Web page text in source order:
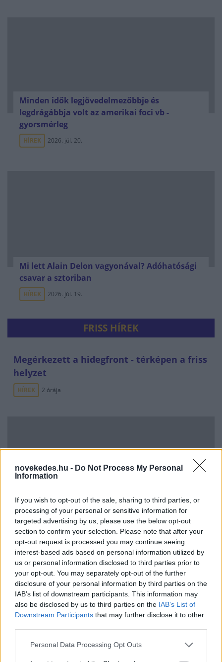
novekedes.hu - Do Not Process My Personal
Information
If you wish to opt-out of the sale, sharing to third parties, or
processing of your personal or sensitive information for
targeted advertising by us, please use the below opt-out
section to confirm your selection. Please note that after your
opt-out request is processed you may continue seeing
interest-based ads based on personal information utilized by
us or personal information disclosed to third parties prior to
your opt-out. You may separately opt-out of the further
disclosure of your personal information by third parties on the
IAB’s list of downstream participants. This information may
also be disclosed by us to third parties on the IAB’s List of
Downstream Participants that may further disclose it to other
Please note that this website/app uses one or more Google
Personal Data Processing Opt Outs
Minden idők legjövedelmezőbbje és
legdrágábbja volt az amerikai foci vb -
gyorsmérleg
HÍREK 2026. júl. 20.
Mi lett Alain Delon vagyonával? Adóhatósági
csavar a sztoriban
HÍREK 2026. júl. 19.
FRISS HÍREK
Megérkezett a hidegfront - térképen a friss
helyzet
HÍREK 2 órája
Kormányinfó: még augusztusban
megválaszthatják a vagyonvisszaszerzési
hivatal vezetőit
HÍREK 2 órája
Spanyol határ: gyerekek százai várnak
bejutásra, egy siklóernyős átkelés közben
meghalt, 141-re nőtt a halottak száma